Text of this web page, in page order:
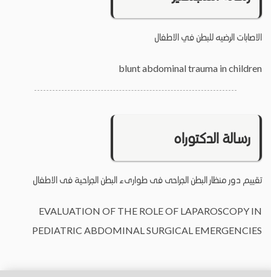
الاصابات الرضيه للبطن في الاطفال
blunt abdominal trauma in children
رسالة الدكتوراه
تقييم دور منظار البطن الجراحى فى طوارىء البطن الجراحية فى الاطفال
EVALUATION OF THE ROLE OF LAPAROSCOPY IN
PEDIATRIC ABDOMINAL SURGICAL EMERGENCIES